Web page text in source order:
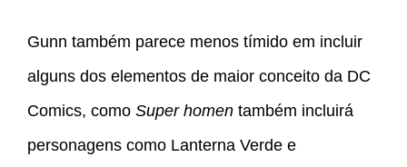
Gunn também parece menos tímido em incluir
alguns dos elementos de maior conceito da DC
Comics, como Super homen também incluirá
personagens como Lanterna Verde e